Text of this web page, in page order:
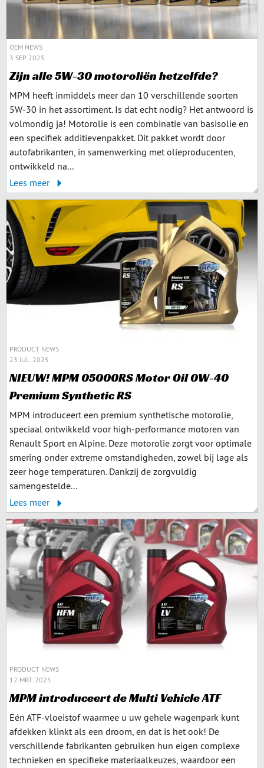
OEM NEWS
3 SEP. 2025
Zijn alle 5W-30 motoroliën hetzelfde?
MPM heeft inmiddels meer dan 10 verschillende soorten
5W-30 in het assortiment. Is dat echt nodig? Het antwoord is
volmondig ja! Motorolie is een combinatie van basisolie en
een specifiek additievenpakket. Dit pakket wordt door
autofabrikanten, in samenwerking met olieproducenten,
ontwikkeld na...
Lees meer
PRODUCT NEWS
23 JUL. 2025
NIEUW! MPM 05000RS Motor Oil 0W-40
Premium Synthetic RS
MPM introduceert een premium synthetische motorolie,
speciaal ontwikkeld voor high-performance motoren van
Renault Sport en Alpine. Deze motorolie zorgt voor optimale
smering onder extreme omstandigheden, zowel bij lage als
zeer hoge temperaturen. Dankzij de zorgvuldig
samengestelde...
Lees meer
PRODUCT NEWS
12 MRT. 2025
MPM introduceert de Multi Vehicle ATF
Eén ATF-vloeistof waarmee u uw gehele wagenpark kunt
afdekken klinkt als een droom, en dat is het ook! De
verschillende fabrikanten gebruiken hun eigen complexe
technieken en specifieke materiaalkeuzes, waardoor een